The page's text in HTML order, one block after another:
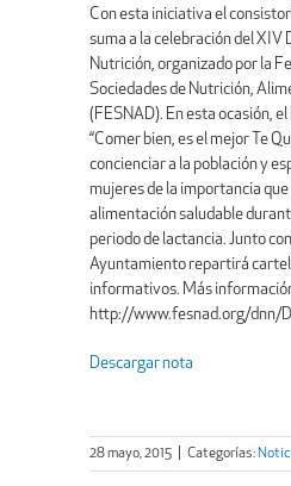
Con esta iniciativa el
suma a la celebración del XIV
Nutrición, organizado por la
Sociedades de Nutrición,
(FESNAD). En esta ocasión,
“Comer bien, es el mejor Te
concienciar a la población y
mujeres de la importancia
alimentación saludable
periodo de lactancia. Junto
Ayuntamiento repartirá
informativos. Más
http://www.fesnad.org/dnn/
Descargar nota
28 mayo, 2015 Categorías: